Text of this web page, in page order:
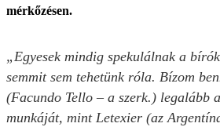
mérkőzésen.
„Egyesek mindig spekulálnak a
semmit sem tehetünk róla. Bízom
(Facundo Tello – a szerk.) legalább
munkáját, mint Letexier (az